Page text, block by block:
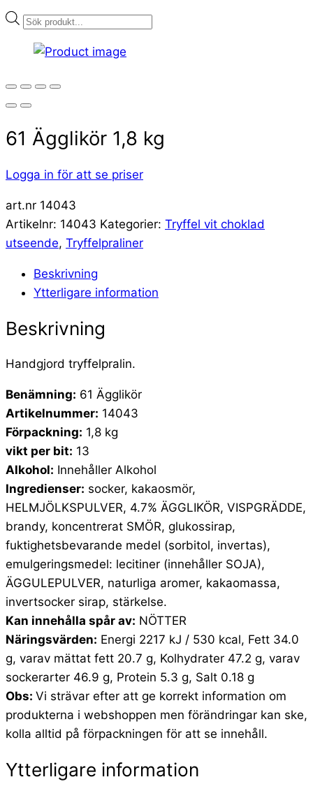
Products
61 Ägglikör 1,8 kg
Logga in för att se priser
art.nr 14043
Artikelnr: 14043 Kategorier: Tryffel vit choklad
utseende, Tryffelpraliner
Beskrivning
Ytterligare information
Beskrivning
Handgjord tryffelpralin.
Benämning: 61 Ägglikör
Artikelnummer: 14043
Förpackning: 1,8 kg
vikt per bit: 13
Alkohol: Innehåller Alkohol
Ingredienser: socker, kakaosmör,
HELMJÖLKSPULVER, 4.7% ÄGGLIKÖR, VISPGRÄDDE,
brandy, koncentrerat SMÖR, glukossirap,
fuktighetsbevarande medel (sorbitol, invertas),
emulgeringsmedel: lecitiner (innehåller SOJA),
ÄGGULEPULVER, naturliga aromer, kakaomassa,
invertsocker sirap, stärkelse.
Kan innehålla spår av: NÖTTER
Näringsvärden: Energi 2217 kJ / 530 kcal, Fett 34.0
g, varav mättat fett 20.7 g, Kolhydrater 47.2 g, varav
sockerarter 46.9 g, Protein 5.3 g, Salt 0.18 g
Obs: Vi strävar efter att ge korrekt information om
produkterna i webshoppen men förändringar kan ske,
kolla alltid på förpackningen för att se innehåll.
Ytterligare information